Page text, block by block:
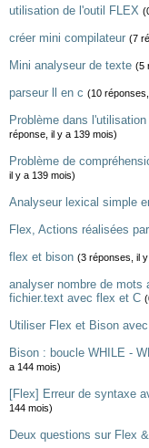
utilisation de l'outil FLEX
créer mini compilateur (7
Mini analyseur de texte (5
parseur ll en c (10
Problème dans
réponse, il y a 139 mois)
Problème de
il y a 139 mois)
Analyseur lexical simple
Flex, Actions réalisées
flex et bison (3 réponses, il
analyser nombre de mots
fichier.text avec flex et C
Utiliser Flex et Bison
Bison : boucle WHILE -
a 144 mois)
[Flex] Erreur de syntaxe
144 mois)
Deux questions sur Flex